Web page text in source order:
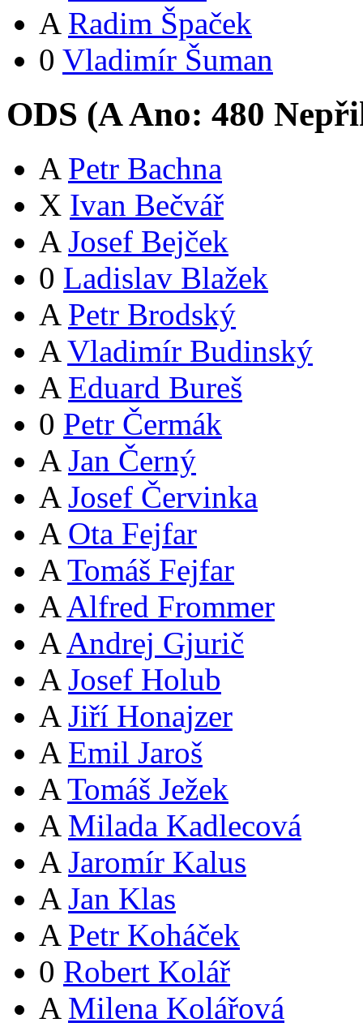
A Radim Špaček
0 Vladimír Šuman
ODS (AAno: 480
A Petr Bachna
X Ivan Bečvář
A Josef Bejček
0 Ladislav Blažek
A Petr Brodský
A Vladimír Budinský
A Eduard Bureš
0 Petr Čermák
A Jan Černý
A Josef Červinka
A Ota Fejfar
A Tomáš Fejfar
A Alfred Frommer
A Andrej Gjurič
A Josef Holub
A Jiří Honajzer
A Emil Jaroš
A Tomáš Ježek
A Milada Kadlecová
A Jaromír Kalus
A Jan Klas
A Petr Koháček
0 Robert Kolář
A Milena Kolářová